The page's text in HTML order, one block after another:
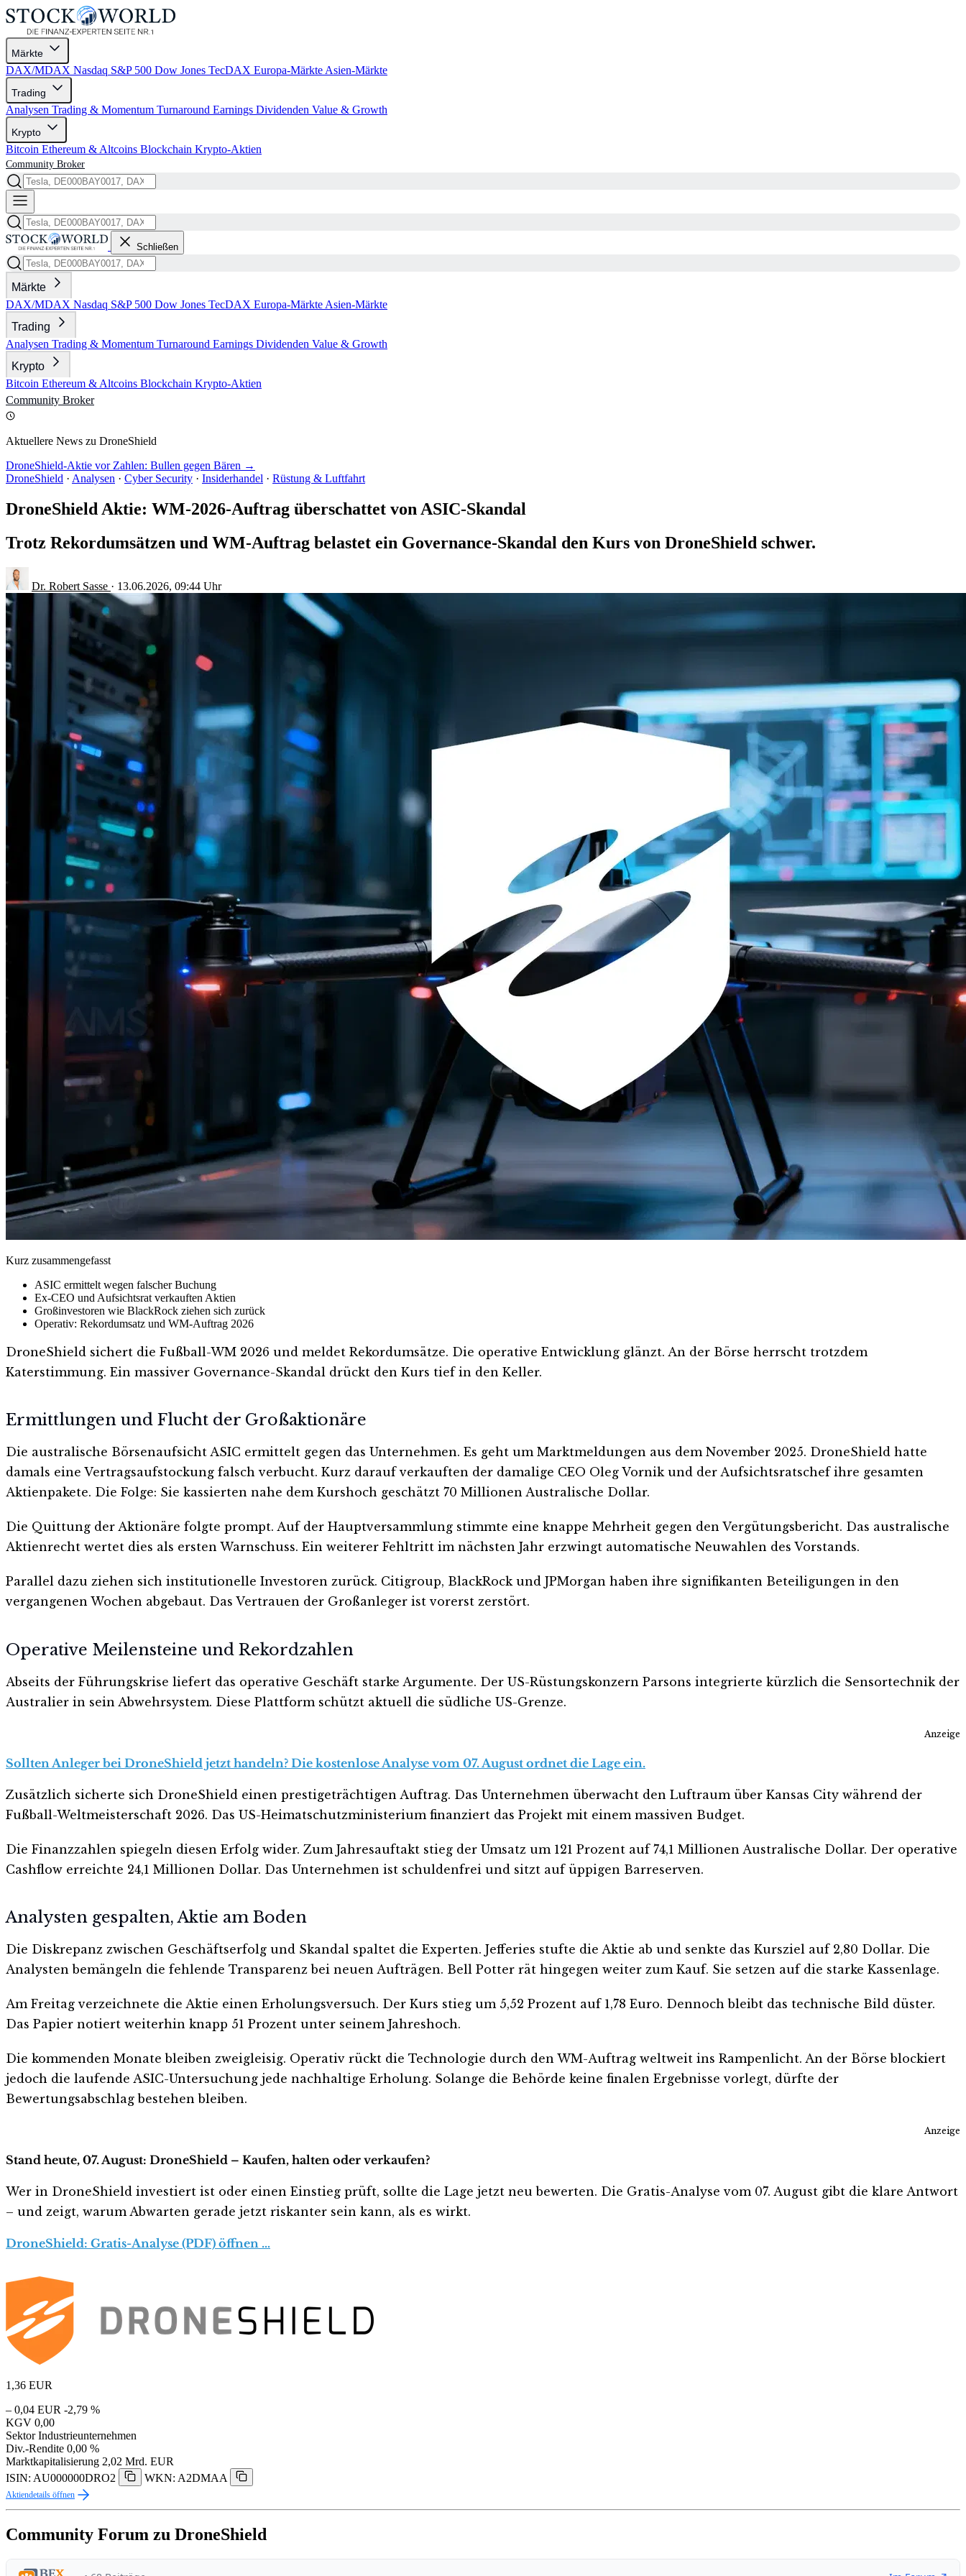
Märkte
DAX/MDAX Nasdaq S&P 500 Dow Jones TecDAX Europa-Märkte Asien-Märkte
Trading
Analysen Trading & Momentum Turnaround Earnings Dividenden Value & Growth
Krypto
Bitcoin Ethereum & Altcoins Blockchain Krypto-Aktien
Community Broker
Schließen
Märkte
DAX/MDAX Nasdaq S&P 500 Dow Jones TecDAX Europa-Märkte Asien-Märkte
Trading
Analysen Trading & Momentum Turnaround Earnings Dividenden Value & Growth
Krypto
Bitcoin Ethereum & Altcoins Blockchain Krypto-Aktien
Community Broker
Aktuellere News zu DroneShield
DroneShield-Aktie vor Zahlen: Bullen gegen Bären →
DroneShield · Analysen · Cyber Security · Insiderhandel · Rüstung & Luftfahrt
DroneShield Aktie: WM-2026-Auftrag überschattet von ASIC-Skandal
Trotz Rekordumsätzen und WM-Auftrag belastet ein Governance-Skandal den Kurs von DroneShield schwer.
Dr. Robert Sasse · 13.06.2026, 09:44 Uhr
Kurz zusammengefasst
ASIC ermittelt wegen falscher Buchung
Ex-CEO und Aufsichtsrat verkauften Aktien
Großinvestoren wie BlackRock ziehen sich zurück
Operativ: Rekordumsatz und WM-Auftrag 2026
DroneShield sichert die Fußball-WM 2026 und meldet Rekordumsätze. Die operative Entwicklung glänzt. An der Börse herrscht trotzdem
Katerstimmung. Ein massiver Governance-Skandal drückt den Kurs tief in den Keller.
Ermittlungen und Flucht der Großaktionäre
Die australische Börsenaufsicht ASIC ermittelt gegen das Unternehmen. Es geht um Marktmeldungen aus dem November 2025. DroneShield hatte
damals eine Vertragsaufstockung falsch verbucht. Kurz darauf verkauften der damalige CEO Oleg Vornik und der Aufsichtsratschef ihre gesamten
Aktienpakete. Die Folge: Sie kassierten nahe dem Kurshoch geschätzt 70 Millionen Australische Dollar.
Die Quittung der Aktionäre folgte prompt. Auf der Hauptversammlung stimmte eine knappe Mehrheit gegen den Vergütungsbericht. Das australische
Aktienrecht wertet dies als ersten Warnschuss. Ein weiterer Fehltritt im nächsten Jahr erzwingt automatische Neuwahlen des Vorstands.
Parallel dazu ziehen sich institutionelle Investoren zurück. Citigroup, BlackRock und JPMorgan haben ihre signifikanten Beteiligungen in den
vergangenen Wochen abgebaut. Das Vertrauen der Großanleger ist vorerst zerstört.
Operative Meilensteine und Rekordzahlen
Abseits der Führungskrise liefert das operative Geschäft starke Argumente. Der US-Rüstungskonzern Parsons integrierte kürzlich die Sensortechnik der
Australier in sein Abwehrsystem. Diese Plattform schützt aktuell die südliche US-Grenze.
Anzeige
Sollten Anleger bei DroneShield jetzt handeln? Die kostenlose Analyse vom 07. August ordnet die Lage ein.
Zusätzlich sicherte sich DroneShield einen prestigeträchtigen Auftrag. Das Unternehmen überwacht den Luftraum über Kansas City während der
Fußball-Weltmeisterschaft 2026. Das US-Heimatschutzministerium finanziert das Projekt mit einem massiven Budget.
Die Finanzzahlen spiegeln diesen Erfolg wider. Zum Jahresauftakt stieg der Umsatz um 121 Prozent auf 74,1 Millionen Australische Dollar. Der operative
Cashflow erreichte 24,1 Millionen Dollar. Das Unternehmen ist schuldenfrei und sitzt auf üppigen Barreserven.
Analysten gespalten, Aktie am Boden
Die Diskrepanz zwischen Geschäftserfolg und Skandal spaltet die Experten. Jefferies stufte die Aktie ab und senkte das Kursziel auf 2,80 Dollar. Die
Analysten bemängeln die fehlende Transparenz bei neuen Aufträgen. Bell Potter rät hingegen weiter zum Kauf. Sie setzen auf die starke Kassenlage.
Am Freitag verzeichnete die Aktie einen Erholungsversuch. Der Kurs stieg um 5,52 Prozent auf 1,78 Euro. Dennoch bleibt das technische Bild düster.
Das Papier notiert weiterhin knapp 51 Prozent unter seinem Jahreshoch.
Die kommenden Monate bleiben zweigleisig. Operativ rückt die Technologie durch den WM-Auftrag weltweit ins Rampenlicht. An der Börse blockiert
jedoch die laufende ASIC-Untersuchung jede nachhaltige Erholung. Solange die Behörde keine finalen Ergebnisse vorlegt, dürfte der
Bewertungsabschlag bestehen bleiben.
Anzeige
Stand heute, 07. August: DroneShield – Kaufen, halten oder verkaufen?
Wer in DroneShield investiert ist oder einen Einstieg prüft, sollte die Lage jetzt neu bewerten. Die Gratis-Analyse vom 07. August gibt die klare Antwort
– und zeigt, warum Abwarten gerade jetzt riskanter sein kann, als es wirkt.
DroneShield: Gratis-Analyse (PDF) öffnen …
1,36 EUR
– 0,04 EUR -2,79 %
KGV 0,00
Sektor Industrieunternehmen
Div.-Rendite 0,00 %
Marktkapitalisierung 2,02 Mrd. EUR
ISIN: AU000000DRO2
WKN: A2DMAA
Aktiendetails öffnen
Community Forum zu DroneShield